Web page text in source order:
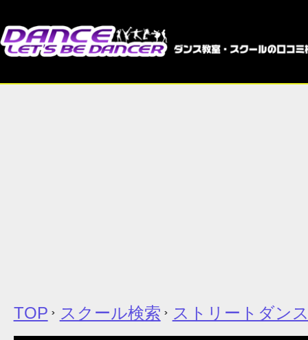
TOP スクール検索 ストリートダン